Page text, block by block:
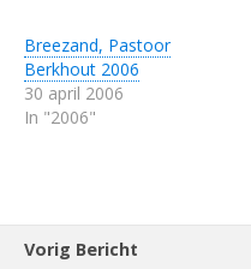
Breezand, Pastoor
Berkhout 2006
30 april 2006
In "2006"
Vorig Bericht